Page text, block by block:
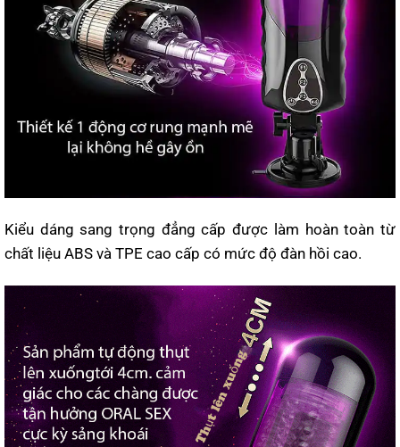
Kiểu dáng sang trọng đẳng cấp được làm hoàn toàn từ
chất liệu ABS và TPE cao cấp có mức độ đàn hồi cao.